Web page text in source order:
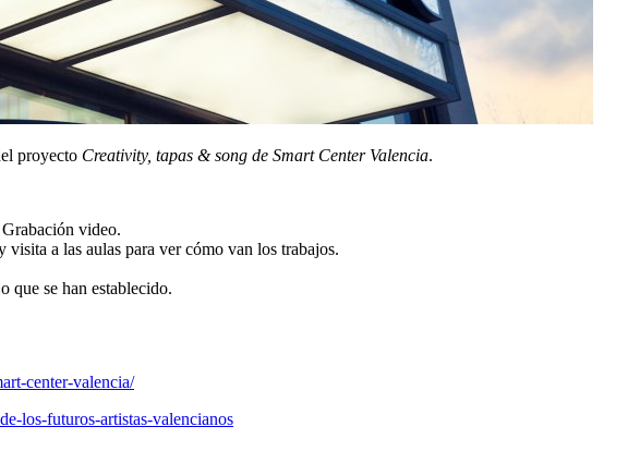
proyecto Creativity, tapas & song de Smart Center Valencia.
video.
a las aulas para ver cómo van los trabajos.
que se han establecido.
center-valencia/
los-futuros-artistas-valencianos